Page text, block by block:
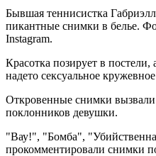
Бывшая теннисистка
пикантные снимки в белье.
Instagram.
Красотка позирует в
надето сексуальное
Откровенные снимки
поклонников девушки.
"Вау!", "Бомба",
прокомментировали снимки